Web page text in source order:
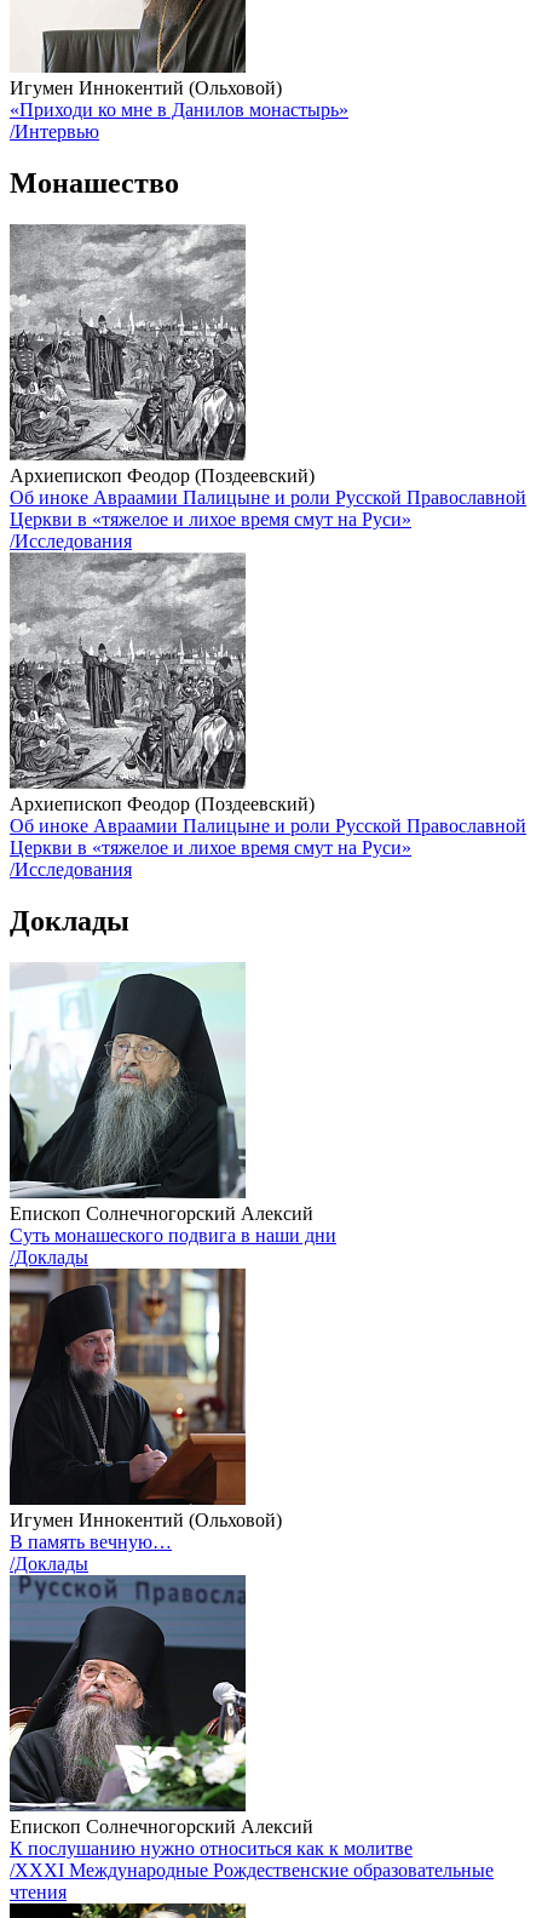
Игумен Иннокентий (Ольховой)
«Приходи ко мне в Данилов монастырь»
/Интервью
Монашество
Архиепископ Феодор (Поздеевский)
Об иноке Авраамии Палицыне и роли Русской Православной
Церкви в «тяжелое и лихое время смут на Руси»
/Исследования
Архиепископ Феодор (Поздеевский)
Об иноке Авраамии Палицыне и роли Русской Православной
Церкви в «тяжелое и лихое время смут на Руси»
/Исследования
Доклады
Епископ Солнечногорский Алексий
Суть монашеского подвига в наши дни
/Доклады
Игумен Иннокентий (Ольховой)
В память вечную…
/Доклады
Епископ Солнечногорский Алексий
К послушанию нужно относиться как к молитве
/XXXI Международные Рождественские образовательные
чтения